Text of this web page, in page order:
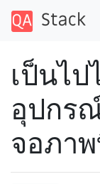
เป็นไ
อุปกร
จอภา